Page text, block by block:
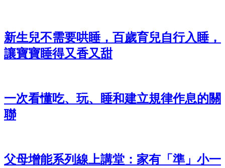
新生兒不需要哄睡，百歲育兒自行入睡，
讓寶寶睡得又香又甜
一次看懂吃、玩、睡和建立規律作息的關
聯
父母增能系列線上講堂：家有「準」小一